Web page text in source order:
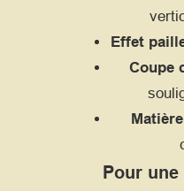
Effet
Coupe
Pour